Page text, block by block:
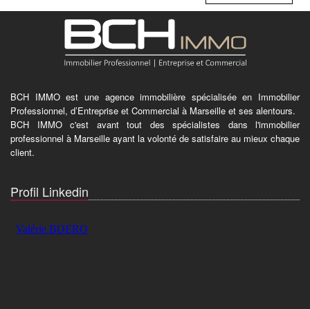
BCH IMMO est une agence immobilière spécialisée en Immobilier
Professionnel, d’Entreprise et Commercial à Marseille et ses alentours.
BCH IMMO c'est avant tout des spécialistes dans l'immobilier
professionnel à Marseille ayant la volonté de satisfaire au mieux chaque
client.
Profil Linkedin